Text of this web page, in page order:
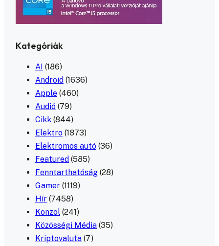
Kategóriák
AI (186)
Android (1636)
Apple (460)
Audió (79)
Cikk (844)
Elektro (1873)
Elektromos autó (36)
Featured (585)
Fenntarthatóság (28)
Gamer (1119)
Hír (7458)
Konzol (241)
Közösségi Média (35)
Kriptovaluta (7)